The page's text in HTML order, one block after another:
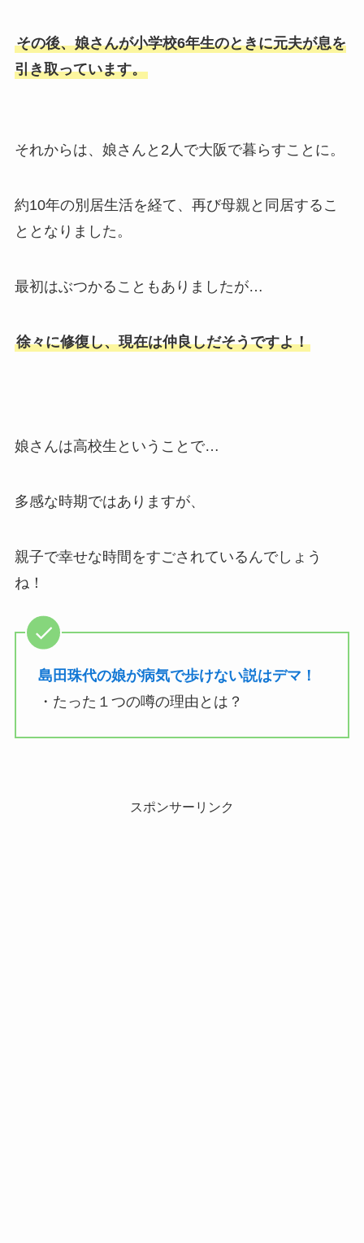
その後、娘さんが小学校6年生のときに元夫が息を
引き取っています。
それからは、娘さんと2人で大阪で暮らすことに。
約10年の別居生活を経て、再び母親と同居するこ
ととなりました。
最初はぶつかることもありましたが…
徐々に修復し、現在は仲良しだそうですよ！
娘さんは高校生ということで…
多感な時期ではありますが、
親子で幸せな時間をすごされているんでしょう
ね！
島田珠代の娘が病気で歩けない説はデマ！
・たった１つの噂の理由とは？
スポンサーリンク